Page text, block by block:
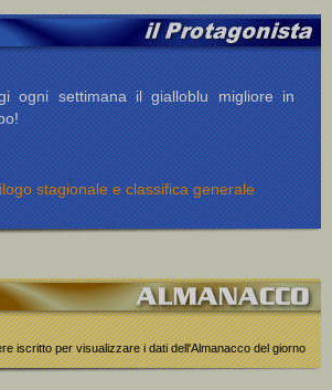
ogni settimana il gialloblu migliore in
stagionale e classifica generale
iscritto per visualizzare i dati dell'Almanacco del giorno